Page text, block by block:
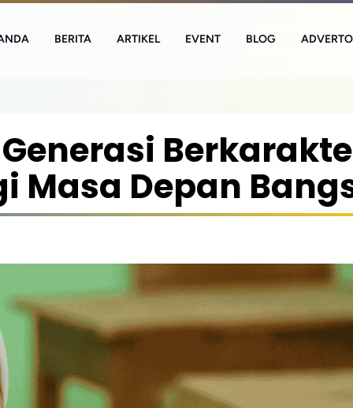
BERITA ARTIKEL EVENT BLOG
Masa Depan